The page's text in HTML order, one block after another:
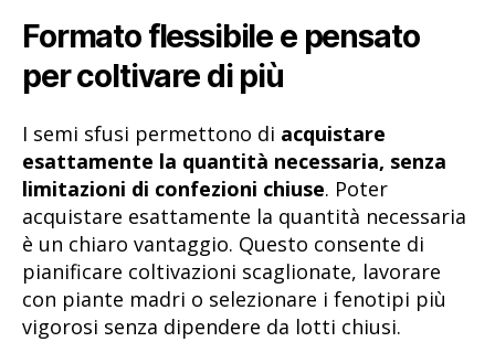
Formato flessibile e pensato
per coltivare di più
I semi sfusi permettono di acquistare
esattamente la quantità necessaria, senza
limitazioni di confezioni chiuse. Poter
acquistare esattamente la quantità necessaria
è un chiaro vantaggio. Questo consente di
pianificare coltivazioni scaglionate, lavorare
con piante madri o selezionare i fenotipi più
vigorosi senza dipendere da lotti chiusi.